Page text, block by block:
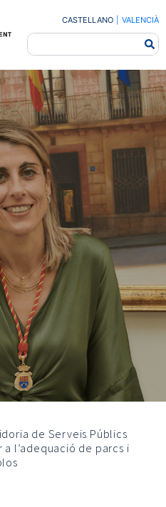
CASTELLANO VALENCIÀ
de Serveis Públics
l’adequació de parcs i